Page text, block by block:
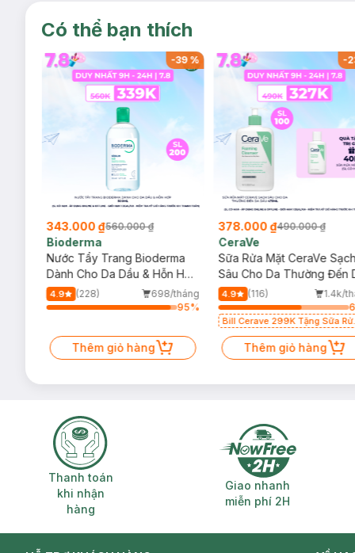
Có thể bạn thích
-39%
343.000 ₫560.000 ₫
Bioderma
Nước Tẩy Trang Bioderma
Dành Cho Da Dầu & Hỗn Hợp
500ml
4.9 (228)
698/tháng
95%
Thêm giỏ hàng
-
378.000 ₫490.000 ₫
CeraVe
Sữa Rửa Mặt CeraVe
Sâu Cho Da Thường Đến
Dầu 473ml
4.9 (116)
1.4k/
Bill Cerave 299K Tặng Sữa
Mặt Cerave 30ml (SL có hạn)
Thêm giỏ hàng
Thanh toán khi nhận hàng
Thanh toán
khi nhận
hàng
Giao nhanh
Giao nhanh
miễn phí 2H